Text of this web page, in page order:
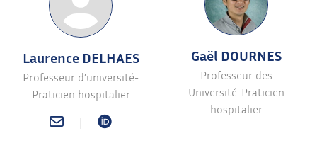
Laurence DELHAES
Professeur d’université-
Praticien hospitalier
|
Gaël DOURNES
Professeur des
Université-Praticien
hospitalier